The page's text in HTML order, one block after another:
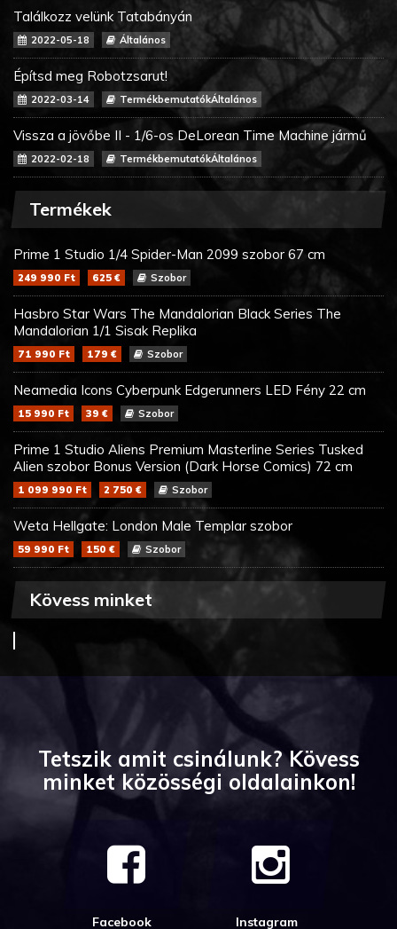
Találkozz velünk Tatabányán
2022-05-18 Általános
Építsd meg Robotzsarut!
2022-03-14 TermékbemutatókÁltalános
Vissza a jövőbe II - 1/6-os DeLorean Time Machine jármű
2022-02-18 TermékbemutatókÁltalános
Termékek
Prime 1 Studio 1/4 Spider-Man 2099 szobor 67 cm
249 990 Ft 625 € Szobor
Hasbro Star Wars The Mandalorian Black Series The
Mandalorian 1/1 Sisak Replika
71 990 Ft 179 € Szobor
Neamedia Icons Cyberpunk Edgerunners LED Fény 22 cm
15 990 Ft 39 € Szobor
Prime 1 Studio Aliens Premium Masterline Series Tusked
Alien szobor Bonus Version (Dark Horse Comics) 72 cm
1 099 990 Ft 2 750 € Szobor
Weta Hellgate: London Male Templar szobor
59 990 Ft 150 € Szobor
Kövess minket
Tetszik amit csinálunk? Kövess
minket közösségi oldalainkon!
Facebook Instagram